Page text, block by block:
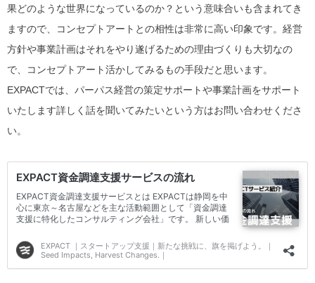
果どのような世界になっているのか？という意味合いも含まれてき
ますので、コンセプトアートとの相性は非常に高い印象です。経営
方針や事業計画はそれをやり遂げるための理由づくりも大切なの
で、コンセプトアート活かしてみるもの手段だと思います。
EXPACTでは、パーパス経営の策定サポートや事業計画をサポート
いたします詳しく話を聞いてみたいという方はお問い合わせくださ
い。